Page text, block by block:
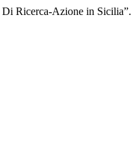
Ricerca-Azione in Sicilia”.